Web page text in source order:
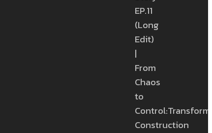
EP.11
(Long
Edit)
|
From
Chaos
to
Construction